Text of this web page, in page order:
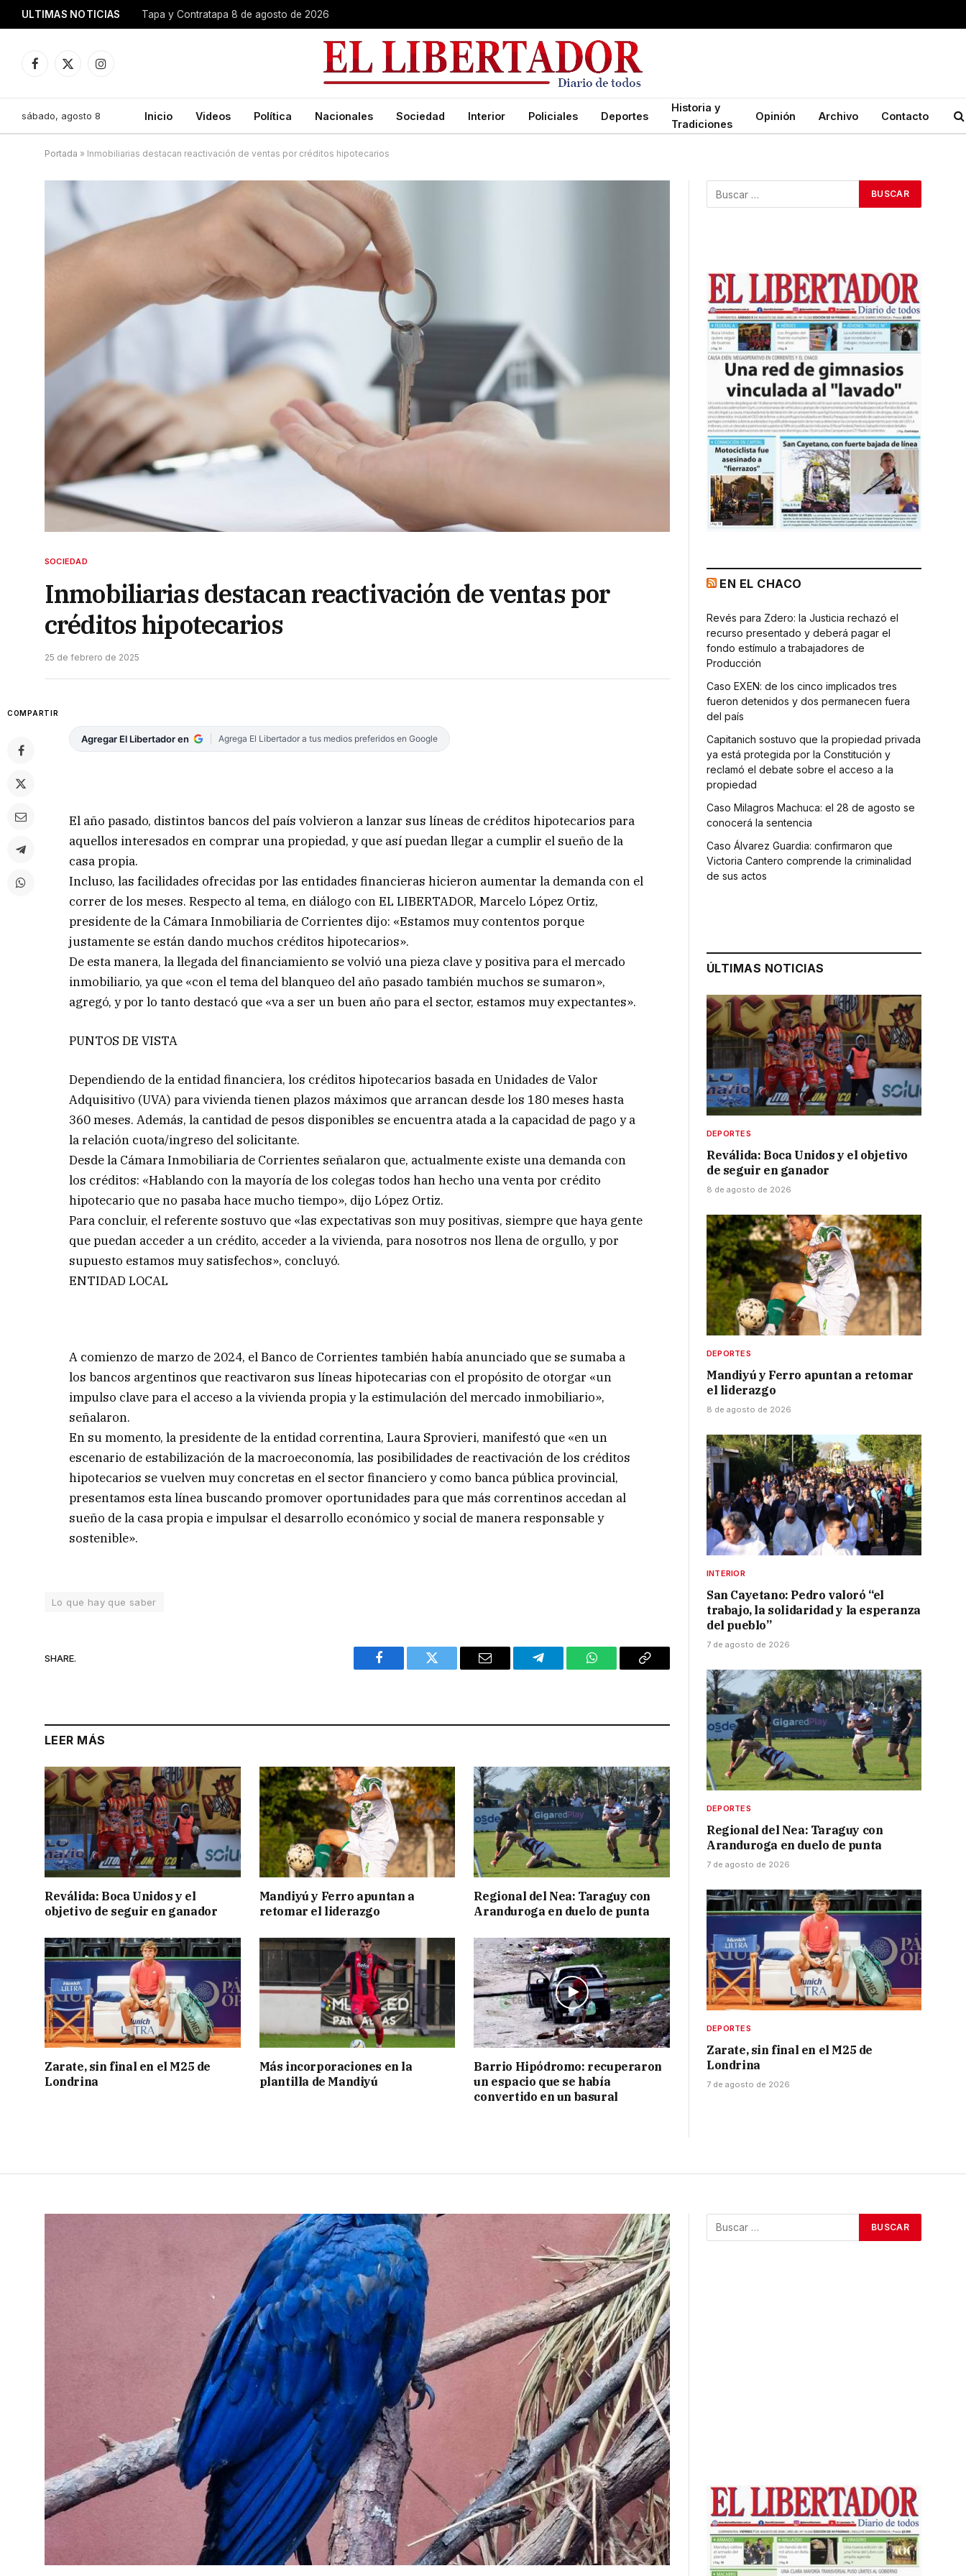
ULTIMAS NOTICIAS Tapa y Contratapa 8 de agosto de 2026
Facebook
X
Instagram
sábado, agosto 8 Inicio Videos Política Nacionales Sociedad Interior Policiales Deportes
Historia y
Tradiciones
Opinión Archivo Contacto
Portada » Inmobiliarias destacan reactivación de ventas por créditos hipotecarios
SOCIEDAD
Inmobiliarias destacan reactivación de ventas por
créditos hipotecarios
25 de febrero de 2025
COMPARTIR
Agregar El Libertador en Agrega El Libertador a tus medios preferidos en Google
El año pasado, distintos bancos del país volvieron a lanzar sus líneas de créditos hipotecarios para
aquellos interesados en comprar una propiedad, y que así puedan llegar a cumplir el sueño de la
casa propia.
Incluso, las facilidades ofrecidas por las entidades financieras hicieron aumentar la demanda con el
correr de los meses. Respecto al tema, en diálogo con EL LIBERTADOR, Marcelo López Ortiz,
presidente de la Cámara Inmobiliaria de Corrientes dijo: «Estamos muy contentos porque
justamente se están dando muchos créditos hipotecarios».
De esta manera, la llegada del financiamiento se volvió una pieza clave y positiva para el mercado
inmobiliario, ya que «con el tema del blanqueo del año pasado también muchos se sumaron»,
agregó, y por lo tanto destacó que «va a ser un buen año para el sector, estamos muy expectantes».
PUNTOS DE VISTA
Dependiendo de la entidad financiera, los créditos hipotecarios basada en Unidades de Valor
Adquisitivo (UVA) para vivienda tienen plazos máximos que arrancan desde los 180 meses hasta
360 meses. Además, la cantidad de pesos disponibles se encuentra atada a la capacidad de pago y a
la relación cuota/ingreso del solicitante.
Desde la Cámara Inmobiliaria de Corrientes señalaron que, actualmente existe una demanda con
los créditos: «Hablando con la mayoría de los colegas todos han hecho una venta por crédito
hipotecario que no pasaba hace mucho tiempo», dijo López Ortiz.
Para concluir, el referente sostuvo que «las expectativas son muy positivas, siempre que haya gente
que puedan acceder a un crédito, acceder a la vivienda, para nosotros nos llena de orgullo, y por
supuesto estamos muy satisfechos», concluyó.
ENTIDAD LOCAL
A comienzo de marzo de 2024, el Banco de Corrientes también había anunciado que se sumaba a
los bancos argentinos que reactivaron sus líneas hipotecarias con el propósito de otorgar «un
impulso clave para el acceso a la vivienda propia y la estimulación del mercado inmobiliario»,
señalaron.
En su momento, la presidente de la entidad correntina, Laura Sprovieri, manifestó que «en un
escenario de estabilización de la macroeconomía, las posibilidades de reactivación de los créditos
hipotecarios se vuelven muy concretas en el sector financiero y como banca pública provincial,
presentamos esta línea buscando promover oportunidades para que más correntinos accedan al
sueño de la casa propia e impulsar el desarrollo económico y social de manera responsable y
sostenible».
Lo que hay que saber
SHARE.
Facebook Twitter Email Telegram WhatsAppCopy
LEER MÁS
Reválida: Boca Unidos y el
objetivo de seguir en ganador
Mandiyú y Ferro apuntan a
retomar el liderazgo
Regional del Nea: Taraguy con
Aranduroga en duelo de punta
Zarate, sin final en el M25 de
Londrina
Más incorporaciones en la
plantilla de Mandiyú
Barrio Hipódromo: recuperaron
un espacio que se había
convertido en un basural
EN EL CHACO
Revés para Zdero: la Justicia rechazó el
recurso presentado y deberá pagar el
fondo estímulo a trabajadores de
Producción
Caso EXEN: de los cinco implicados tres
fueron detenidos y dos permanecen fuera
del país
Capitanich sostuvo que la propiedad privada
ya está protegida por la Constitución y
reclamó el debate sobre el acceso a la
propiedad
Caso Milagros Machuca: el 28 de agosto se
conocerá la sentencia
Caso Álvarez Guardia: confirmaron que
Victoria Cantero comprende la criminalidad
de sus actos
ÚLTIMAS NOTICIAS
DEPORTES
Reválida: Boca Unidos y el objetivo
de seguir en ganador
8 de agosto de 2026
DEPORTES
Mandiyú y Ferro apuntan a retomar
el liderazgo
8 de agosto de 2026
INTERIOR
San Cayetano: Pedro valoró “el
trabajo, la solidaridad y la esperanza
del pueblo”
7 de agosto de 2026
DEPORTES
Regional del Nea: Taraguy con
Aranduroga en duelo de punta
7 de agosto de 2026
DEPORTES
Zarate, sin final en el M25 de
Londrina
7 de agosto de 2026